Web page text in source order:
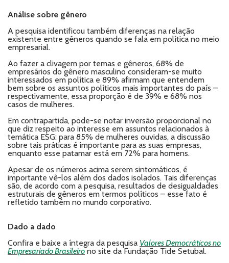
Análise sobre gênero
A pesquisa identificou também diferenças na relação
existente entre gêneros quando se fala em política no meio
empresarial.
Ao fazer a clivagem por temas e gêneros, 68% de
empresários do gênero masculino consideram-se muito
interessados em política e 89% afirmam que entendem
bem sobre os assuntos políticos mais importantes do país –
respectivamente, essa proporção é de 39% e 68% nos
casos de mulheres.
Em contrapartida, pode-se notar inversão proporcional no
que diz respeito ao interesse em assuntos relacionados à
temática ESG: para 85% de mulheres ouvidas, a discussão
sobre tais práticas é importante para as suas empresas,
enquanto esse patamar está em 72% para homens.
Apesar de os números acima serem sintomáticos, é
importante vê-los além dos dados isolados. Tais diferenças
são, de acordo com a pesquisa, resultados de desigualdades
estruturais de gêneros em termos políticos – esse fato é
refletido também no mundo corporativo.
Dado a dado
Confira e baixe a íntegra da pesquisa Valores Democráticos no
Empresariado Brasileirono site da Fundação Tide Setubal.